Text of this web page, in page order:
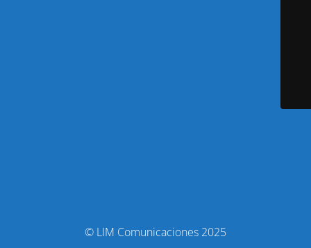
© LIM Comunicaciones 2025